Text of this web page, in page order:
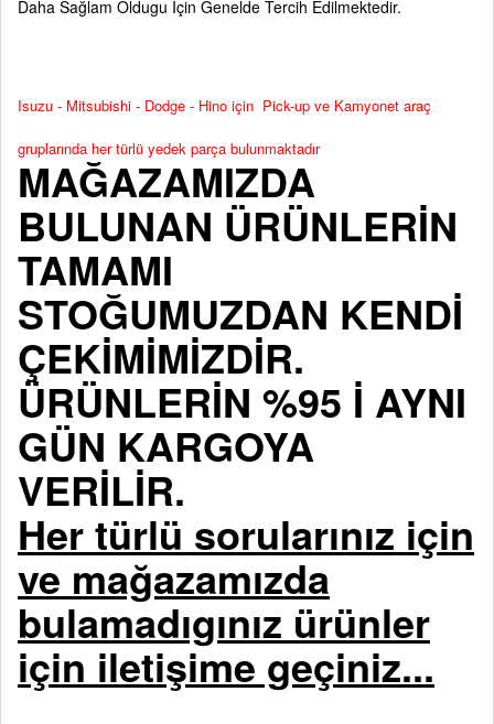
Daha Sağlam Oldugu İçin Genelde Tercih Edilmektedir.
Isuzu - Mitsubishi - Dodge - Hino için Pick-up ve Kamyonet araç
gruplarında her türlü yedek parça bulunmaktadır
MAĞAZAMIZDA
BULUNAN ÜRÜNLERİN
TAMAMI
STOĞUMUZDAN KENDİ
ÇEKİMİMİZDİR.
ÜRÜNLERİN %95 İ AYNI
GÜN KARGOYA
VERİLİR.
Her türlü sorularınız için
ve mağazamızda
bulamadıgınız ürünler
için iletişime geçiniz...